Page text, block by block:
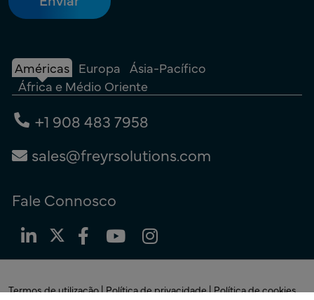
Américas Europa Ásia-Pacífico
África e Médio Oriente
+1 908 483 7958
sales@freyrsolutions.com
Fale Connosco
Termos de utilização|Política de privacidade|Política de cookies